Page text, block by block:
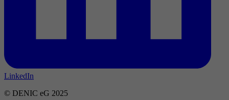
LinkedIn
© DENIC eG 2025